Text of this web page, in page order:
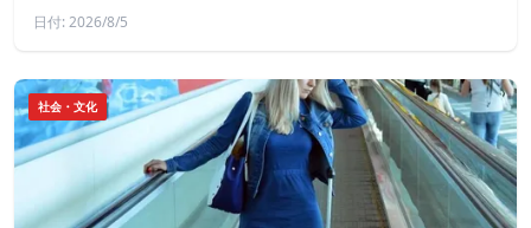
日付: 2026/8/5
社会・文化